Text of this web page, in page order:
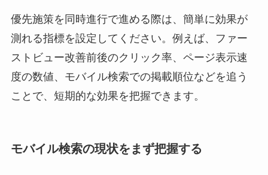
優先施策を同時進行で進める際は、簡単に効果が
測れる指標を設定してください。例えば、ファー
ストビュー改善前後のクリック率、ページ表示速
度の数値、モバイル検索での掲載順位などを追う
ことで、短期的な効果を把握できます。
モバイル検索の現状をまず把握する